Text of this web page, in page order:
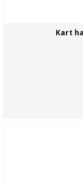
Kart